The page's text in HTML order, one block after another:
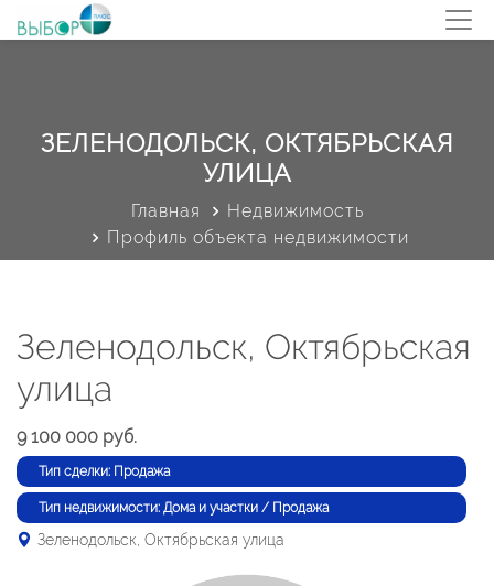
ЗЕЛЕНОДОЛЬСК, ОКТЯБРЬСКАЯ
УЛИЦА
Главная
Недвижимость
Профиль объекта недвижимости
Зеленодольск, Октябрьская
улица
9 100 000 руб.
Тип сделки: Продажа
Тип недвижимости: Дома и участки / Продажа
Зеленодольск, Октябрьская улица